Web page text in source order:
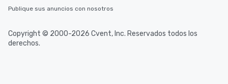
Publique sus anuncios con nosotros
Copyright © 2000-2026 Cvent, Inc. Reservados todos los
derechos.